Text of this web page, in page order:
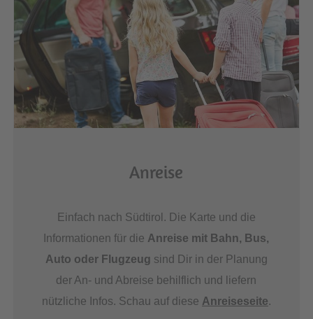
Anreise
Einfach nach Südtirol. Die Karte und die
Informationen für die Anreise mit Bahn, Bus,
Auto oder Flugzeug sind Dir in der Planung
der An- und Abreise behilflich und liefern
nützliche Infos. Schau auf diese Anreiseseite.